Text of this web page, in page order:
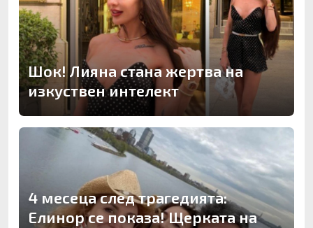
Шок! Лияна стана жертва на
изкуствен интелект
4 месеца след трагедията:
Елинор се показа! Щерката на